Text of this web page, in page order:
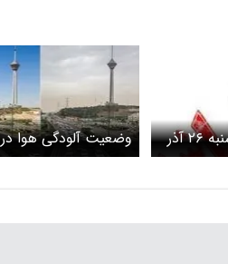
استان البرز فردا دوشنبه ۲۶ آذر
وضعیت آلودگی هوا در
دوشنبه ۲۶ آذر